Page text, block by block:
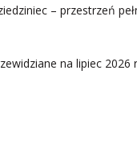
– przestrzeń
na lipiec